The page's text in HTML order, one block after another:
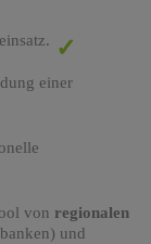
einer
von regionalen
und